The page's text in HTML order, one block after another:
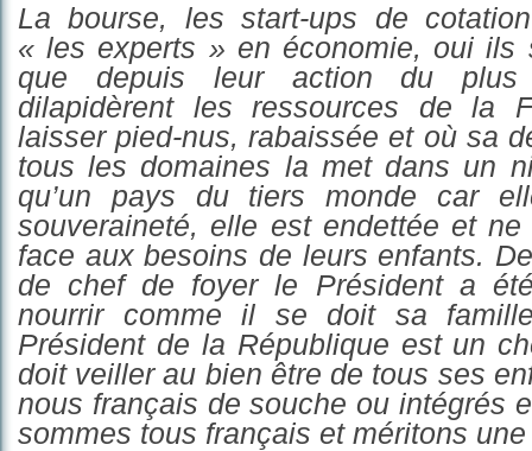
La bourse, les start-ups de
« les experts » en économie, oui ils
que depuis leur action du plus
dilapidèrent les ressources de la
laisser pied-nus, rabaissée et où sa
tous les domaines la metdans un
qu’un pays du tiers monde car
souveraineté, elle est endettée et
face aux besoins de leurs enfants.
de chef de foyer le Président a
nourrir comme il se doit sa famill
Président de la République est un
doit veiller au bien être de tous ses
nous français de souche ou intégrés
sommes tous français et méritons